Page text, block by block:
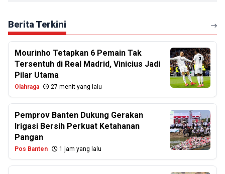
Berita Terkini
Mourinho Tetapkan 6 Pemain Tak
Tersentuh di Real Madrid, Vinicius Jadi
Pilar Utama
Olahraga 27 menit yang lalu
Pemprov Banten Dukung Gerakan
Irigasi Bersih Perkuat Ketahanan
Pangan
Pos Banten 1 jam yang lalu